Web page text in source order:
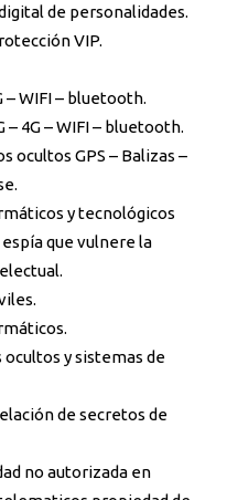
de personalidades.
VIP.
– WIFI – bluetooth.
– 4G – WIFI – bluetooth.
ocultos GPS – Balizas –
y tecnológicos
que vulnere la
y sistemas de
de secretos de
no autorizada en